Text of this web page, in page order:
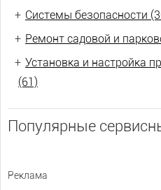
+ Системы безопасности
+ Ремонт садовой и
+ Установка и настройка
(61)
Популярные
Реклама